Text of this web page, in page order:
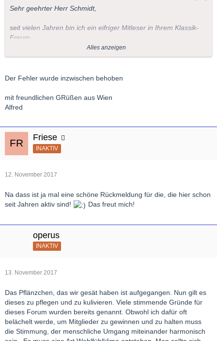
Sehr geehrter Herr Schmidt,
seit vielen Jahren bin ich ein eifriger Mitleser in Ihrem Klassik-
Forum.
Heute möchte ich Sie auf einen Systemfehler aufmerksam
Mendelssohns 4. Sinfonie "Italienische" informieren, aber wenn
erscheint in schöner Regelmäßigkeit ein Thread über Kryzystof
Penderecki. Da liegt wohl ein offensichtlicher Fehler vor, der
Bei der Gelegenheit möchte ich Ihnen sagen, daß ich als
jahrzehntelanger Klassikliebhaber ihr Forum außerordentlich
schätze und unzählige Anregungen daraus entnehmen konnte.
für dieses außerordentlich lebendige Forum bedanken, das für
vergleichbare Plattform bietet auch nur annähernd eine solche
Themenvielfalt. Deshalb vergeht kaum ein Tag, daß ich nicht bei
Schöne Grüße nach Wien
Alles anzeigen
Der Fehler wurde inzwischen behoben
mit freundlichen GRüßen aus Wien
Alfred
Friese
INAKTIV
12. November 2017
Na dass ist ja mal eine schöne Rückmeldung für die, die hier schon
seit Jahren aktiv sind!
Das freut mich!
operus
INAKTIV
13. November 2017
Das Pflänzchen, das wir gesät haben ist aufgegangen. Nun gilt es
dieses zu pflegen und zu kulivieren. Viele stimmende Gründe für
dieses Forum wurden bereits genannt. Obwohl ich dafür oft
belächelt werde, um Mitglieder zu gewinnen und zu halten muss
die Stimmung, der menschliche Umgang miteinander harmonisch